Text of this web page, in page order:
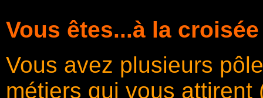
Vous êtes...à la
Vous avez plusieurs
métiers qui vous